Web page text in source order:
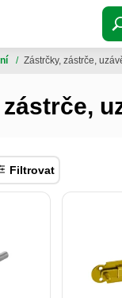
/ Zástrčky, zástrče,
Filtrovat